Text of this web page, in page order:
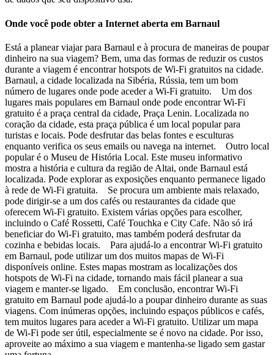
Onde você pode obter a Internet aberta em Barnaul
Está a planear viajar para Barnaul e à procura de maneiras de poupar
dinheiro na sua viagem? Bem, uma das formas de reduzir os custos
durante a viagem é encontrar hotspots de Wi-Fi gratuitos na cidade.
Barnaul, a cidade localizada na Sibéria, Rússia, tem um bom
número de lugares onde pode aceder a Wi-Fi gratuito. Um dos
lugares mais populares em Barnaul onde pode encontrar Wi-Fi
gratuito é a praça central da cidade, Praça Lenin. Localizada no
coração da cidade, esta praça pública é um local popular para
turistas e locais. Pode desfrutar das belas fontes e esculturas
enquanto verifica os seus emails ou navega na internet. Outro local
popular é o Museu de História Local. Este museu informativo
mostra a história e cultura da região de Altai, onde Barnaul está
localizada. Pode explorar as exposições enquanto permanece ligado
à rede de Wi-Fi gratuita. Se procura um ambiente mais relaxado,
pode dirigir-se a um dos cafés ou restaurantes da cidade que
oferecem Wi-Fi gratuito. Existem várias opções para escolher,
incluindo o Café Rossetti, Café Touchka e City Cafe. Não só irá
beneficiar do Wi-Fi gratuito, mas também poderá desfrutar da
cozinha e bebidas locais. Para ajudá-lo a encontrar Wi-Fi gratuito
em Barnaul, pode utilizar um dos muitos mapas de Wi-Fi
disponíveis online. Estes mapas mostram as localizações dos
hotspots de Wi-Fi na cidade, tornando mais fácil planear a sua
viagem e manter-se ligado. Em conclusão, encontrar Wi-Fi
gratuito em Barnaul pode ajudá-lo a poupar dinheiro durante as suas
viagens. Com inúmeras opções, incluindo espaços públicos e cafés,
tem muitos lugares para aceder a Wi-Fi gratuito. Utilizar um mapa
de Wi-Fi pode ser útil, especialmente se é novo na cidade. Por isso,
aproveite ao máximo a sua viagem e mantenha-se ligado sem gastar